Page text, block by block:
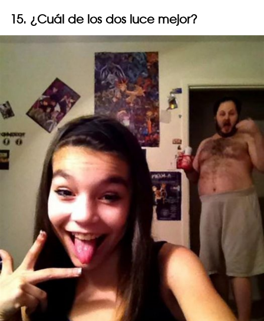
15. ¿Cuál de los dos luce mejor?